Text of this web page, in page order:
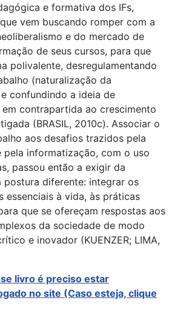
e formativa dos IFs,
vem buscando romper com a
e do mercado de
de seus cursos, para que
polivalente, desregulamentando
(naturalização da
confundindo a ideia de
contrapartida ao crescimento
(BRASIL, 2010c). Associar o
aos desafios trazidos pela
pela informatização, com o uso
passou então a exigir da
postura diferente: integrar os
essenciais à vida, às práticas
que se ofereçam respostas aos
da sociedade de modo
e inovador (KUENZER; LIMA,
livro é preciso estar
no site (Caso esteja, clique